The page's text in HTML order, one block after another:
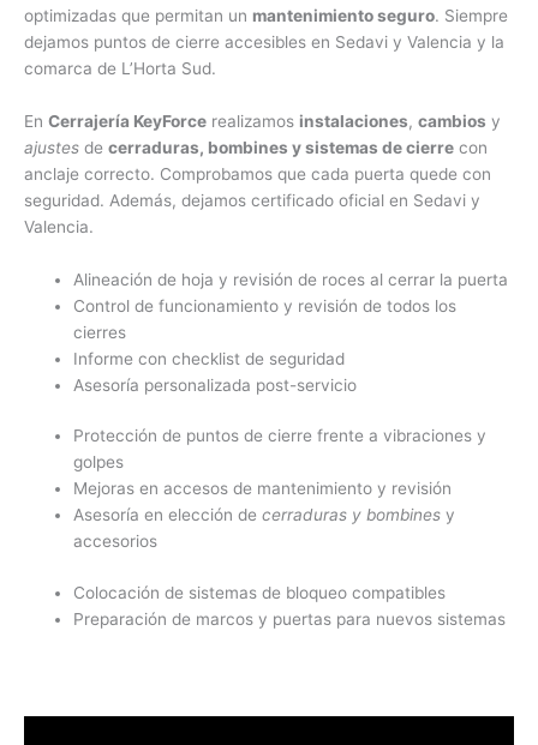
optimizadas que permitan un mantenimiento seguro. Siempre
dejamos puntos de cierre accesibles en Sedavi y Valencia y la
comarca de L’Horta Sud.
En Cerrajería KeyForce realizamos instalaciones, cambios y
ajustes de cerraduras, bombines y sistemas de cierre con
anclaje correcto. Comprobamos que cada puerta quede con
seguridad. Además, dejamos certificado oficial en Sedavi y
Valencia.
Alineación de hoja y revisión de roces al cerrar la puerta
Control de funcionamiento y revisión de todos los
cierres
Informe con checklist de seguridad
Asesoría personalizada post-servicio
Protección de puntos de cierre frente a vibraciones y
golpes
Mejoras en accesos de mantenimiento y revisión
Asesoría en elección decerraduras y bombines y
accesorios
Colocación de sistemas de bloqueo compatibles
Preparación de marcos y puertas para nuevos sistemas